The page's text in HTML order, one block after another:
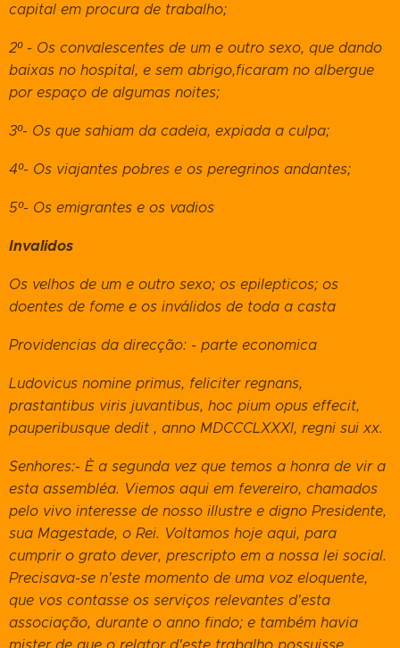
capital em procura de trabalho;
2º - Os convalescentes de um e outro sexo, que dando
baixas no hospital, e sem abrigo,ficaram no albergue
por espaço de algumas noites;
3º- Os que sahiam da cadeia, expiada a culpa;
4º- Os viajantes pobres e os peregrinos andantes;
5º- Os emigrantes e os vadios
Invalidos
Os velhos de um e outro sexo; os epilepticos; os
doentes de fome e os inválidos de toda a casta
Providencias da direcção: - parte economica
Ludovicus nomine primus, feliciter regnans,
prastantibus viris juvantibus, hoc pium opus effecit,
pauperibusque dedit , anno MDCCCLXXXI, regni sui xx.
Senhores:- È a segunda vez que temos a honra de vir a
esta assembléa. Viemos aqui em fevereiro, chamados
pelo vivo interesse de nosso illustre e digno Presidente,
sua Magestade, o Rei. Voltamos hoje aqui, para
cumprir o grato dever, prescripto em a nossa lei social.
Precisava-se n'este momento de uma voz eloquente,
que vos contasse os serviços relevantes d'esta
associação, durante o anno findo; e também havia